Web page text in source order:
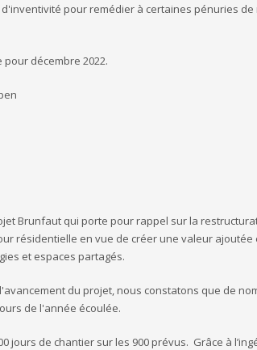
pour remédier à certaines pénuries
décembre 2022.
Brunfaut qui porte pour rappel sur la
résidentielle en vue de créer une valeur ajoutée
et espaces partagés.
du projet, nous constatons que de
de l'année écoulée.
jours de chantier sur les 900 prévus. Grâce à